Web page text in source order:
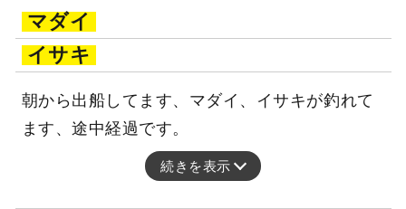
マダイ
イサキ
朝から出船してます、マダイ、イサキが釣れて
ます、途中経過です。
続きを表示